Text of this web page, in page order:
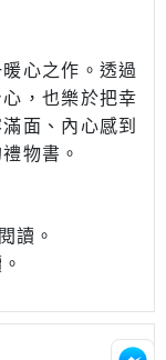
心之作。透過
，也樂於把幸
面、內心感到
物書。
讀。